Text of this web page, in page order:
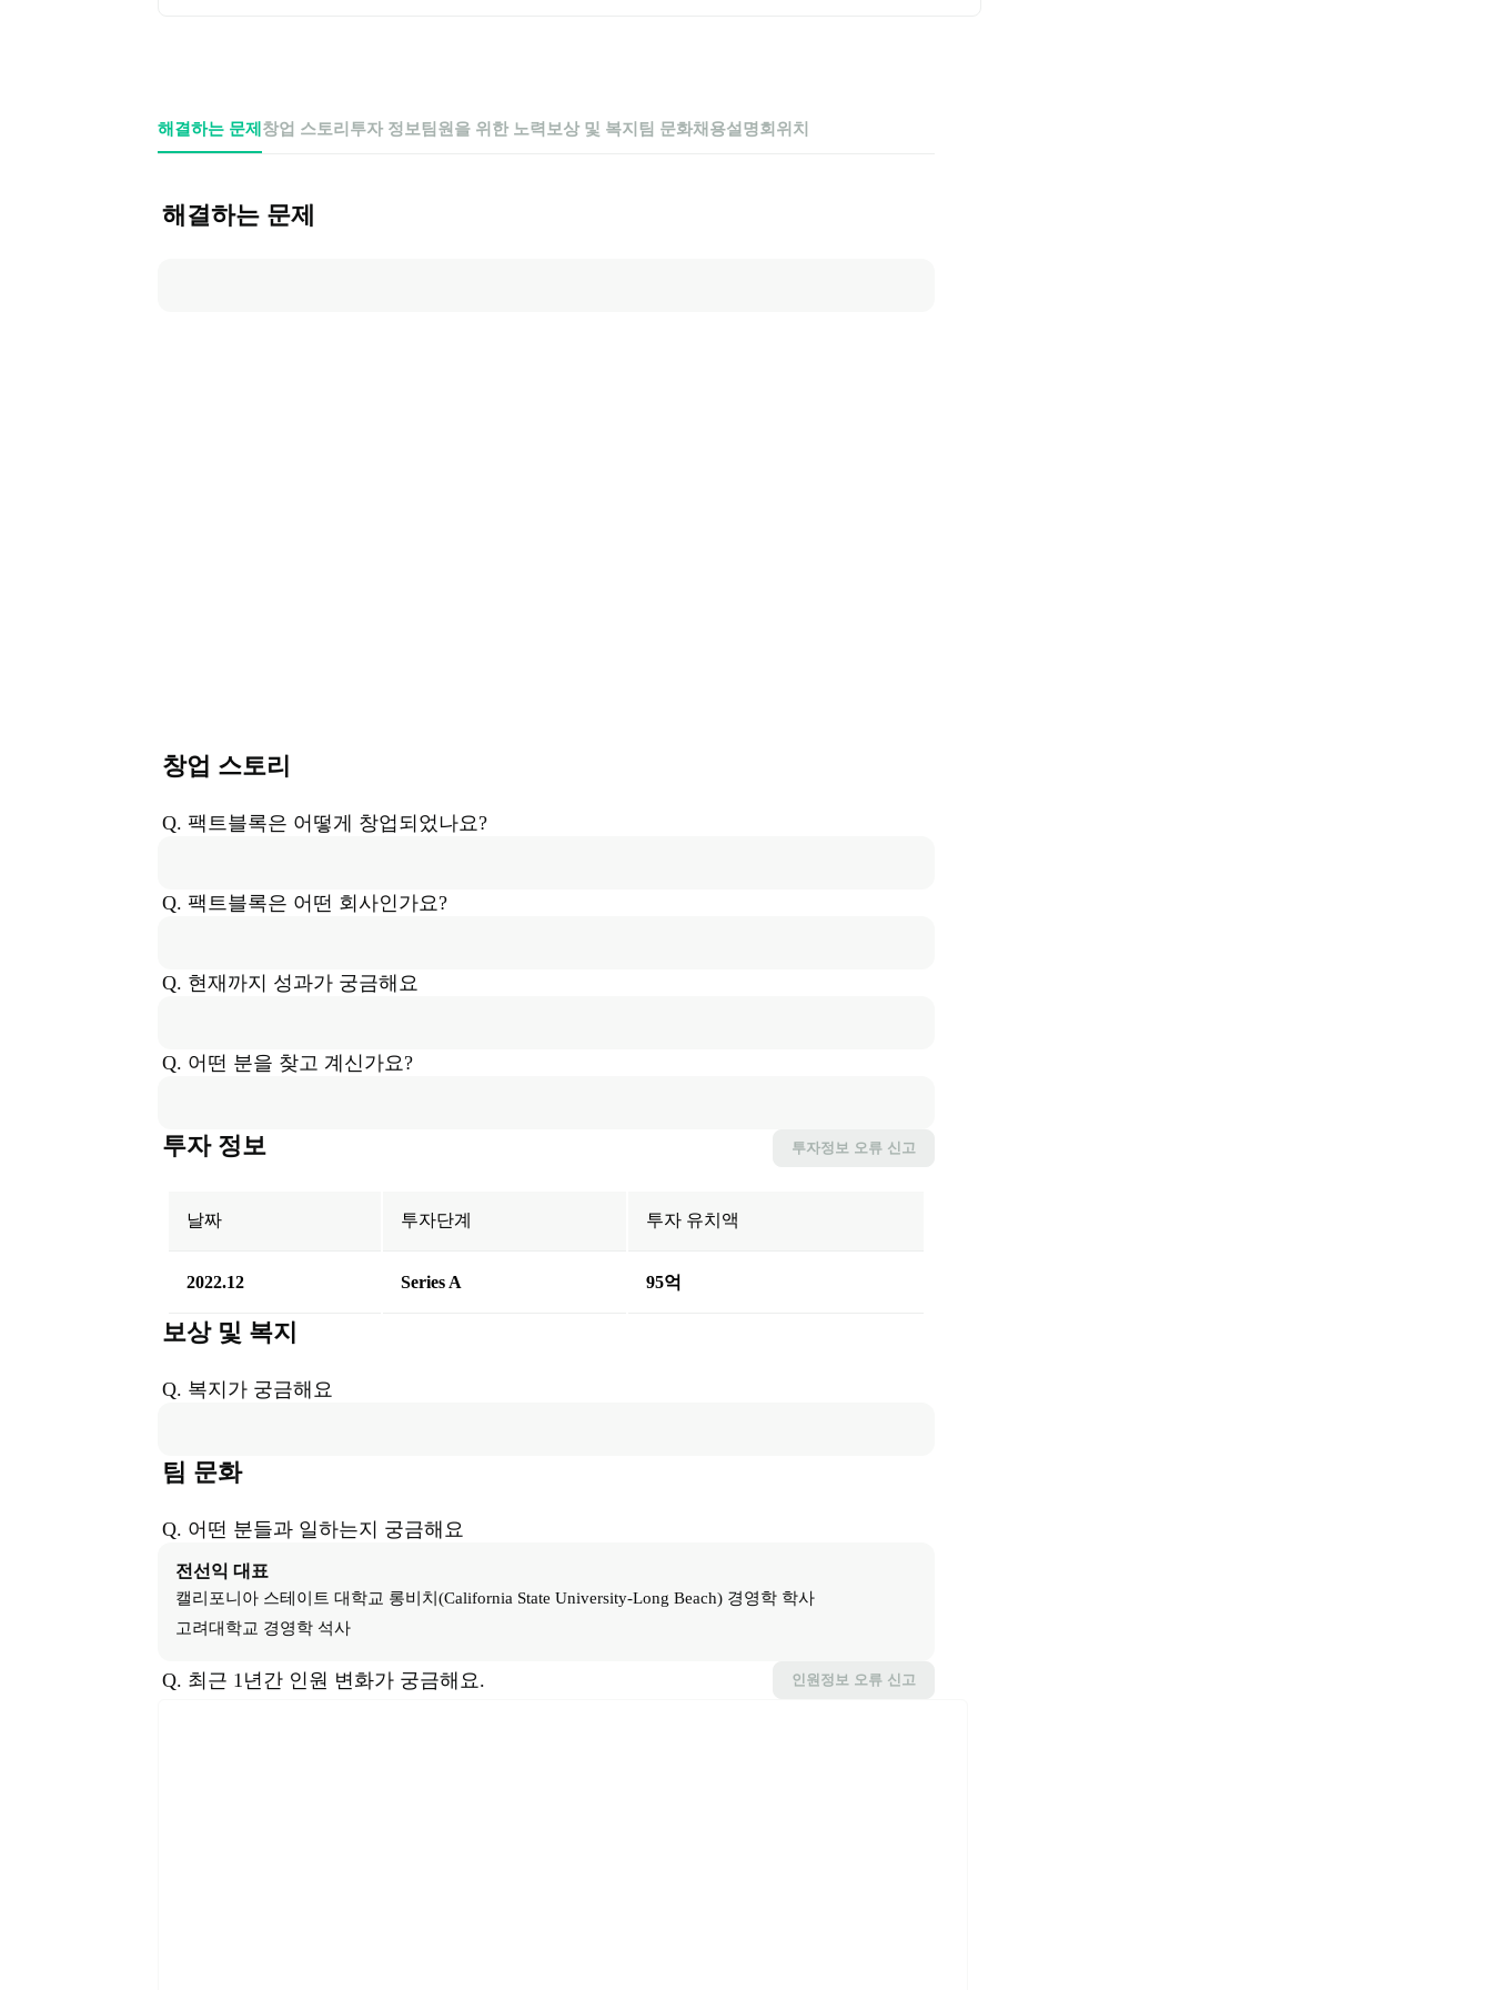
해결하는 문제 창업 스토리 투자 정보 팀원을 위한 노력 보상 및 복지 팀 문화채용설명회 위치
해결하는 문제
창업 스토리
Q. 팩트블록은 어떻게 창업되었나요?
Q. 팩트블록은 어떤 회사인가요?
Q. 현재까지 성과가 궁금해요
Q. 어떤 분을 찾고 계신가요?
투자 정보 투자정보 오류 신고
날짜 투자단계 투자 유치액
2022.12 Series A 95억
보상 및 복지
Q. 복지가 궁금해요
팀 문화
Q. 어떤 분들과 일하는지 궁금해요
전선익 대표
캘리포니아 스테이트 대학교 롱비치(California State University-Long Beach) 경영학 학사
고려대학교 경영학 석사
Q. 최근 1년간 인원 변화가 궁금해요. 인원정보 오류 신고